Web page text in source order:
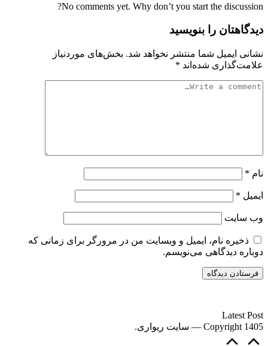
No comments yet. Why don’t you start the discussion?
دیدگاهتان را بنویسید
نشانی ایمیل شما منتشر نخواهد شد. بخش‌های موردنیاز
علامت‌گذاری شده‌اند *
نام *
ایمیل *
وب‌ سایت
ذخیره نام، ایمیل و وبسایت من در مرورگر برای زمانی که
دوباره دیدگاهی می‌نویسم.
Latest Post
Copyright 1405 — سایت ریواری.